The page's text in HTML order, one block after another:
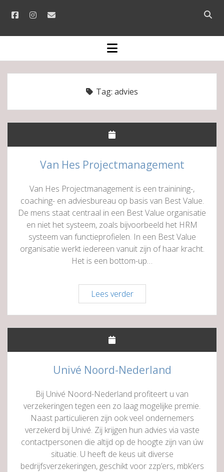
facebookinstagram
email
Open
bar
open
menu
Tag: advies
Van Hes Projectmanagement
Van Hes Projectmanagement is een trainining-,
coaching- en adviesbureau op basis van Best Value.
De mens staat centraal in een Best Value organisatie
en niet het systeem, zoals bijvoorbeeld het HRM
systeem van functieprofielen. In een Best Value
organisatie werkt iedereen vanuit zijn of haar kracht.
Het is een bottom-up…
Lees verderVan
Hes
Projectmanagement
Univé Noord-Nederland
Bij Univé Noord-Nederland profiteert u van
verzekeringen tegen een zo laag mogelijke premie.
Naast particulieren zijn ook veel ondernemers
verzekerd bij Univé. Zij krijgen hun advies via vaste
contactpersonen die altijd op de hoogte zijn van úw
situatie. U heeft de keus uit diverse
bedrijfsverzekeringen, geschikt voor zzp’ers, mbk’ers